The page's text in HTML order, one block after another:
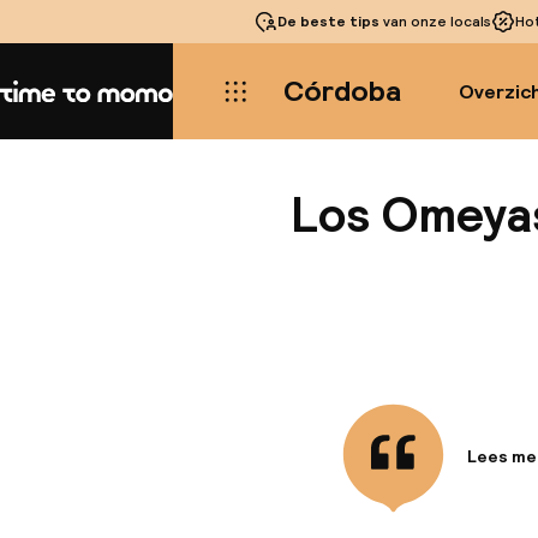
De beste tips van onze locals
Home Córdoba
Los
Lees